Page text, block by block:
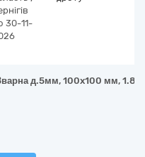
30-11-
д.5мм, 100x100 мм,